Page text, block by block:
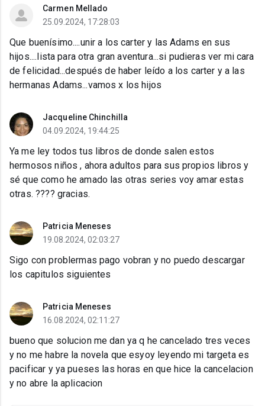
Carmen Mellado
25.09.2024, 17:28:03
Que buenísimo....unir a los carter y las Adams en sus
hijos....lista para otra gran aventura...si pudieras ver mi cara
de felicidad...después de haber leído a los carter y a las
hermanas Adams...vamos x los hijos
Jacqueline Chinchilla
04.09.2024, 19:44:25
Ya me ley todos tus libros de donde salen estos
hermosos niños , ahora adultos para sus propios libros y
sé que como he amado las otras series voy amar estas
otras. ???? gracias.
Patricia Meneses
19.08.2024, 02:03:27
Sigo con problermas pago vobran y no puedo descargar
los capitulos siguientes
Patricia Meneses
16.08.2024, 02:11:27
bueno que solucion me dan ya q he cancelado tres veces
y no me habre la novela que esyoy leyendo mi targeta es
pacificar y ya pueses las horas en que hice la cancelacion
y no abre la aplicacion